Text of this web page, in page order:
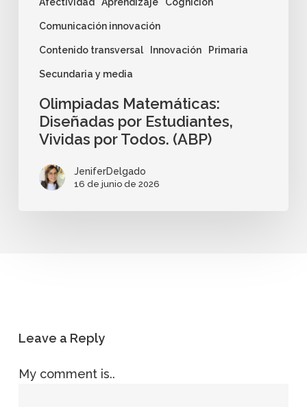
Comunicación innovación
Contenido transversal Innovación Primaria
Secundaria y media
Olimpiadas Matemáticas:
Diseñadas por Estudiantes,
Vividas por Todos. (ABP)
JeniferDelgado
16 de junio de 2026
Leave a Reply
My comment is..